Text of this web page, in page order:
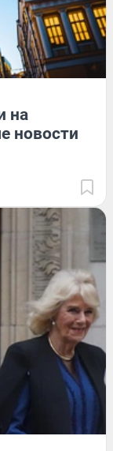
на
новости